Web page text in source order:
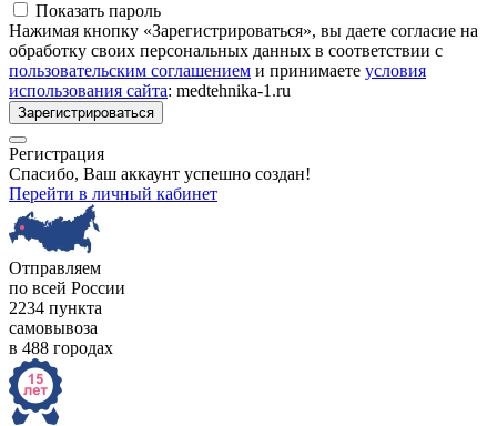
Показать пароль
Нажимая кнопку «Зарегистрироваться», вы даете согласие на
обработку своих персональных данных в соответствии с
пользовательским соглашением и принимаете условия
использования сайта: medtehnika-1.ru
Зарегистрироваться
Регистрация
Спасибо, Ваш аккаунт успешно создан!
Перейти в личный кабинет
Отправляем
по всей России
2234 пункта
самовывоза
в 488 городах